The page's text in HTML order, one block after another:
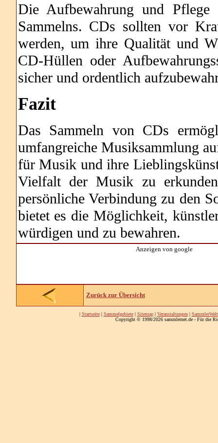
Die Aufbewahrung und
Sammelns. CDs sollten vor
werden, um ihre Qualität und
CD-Hüllen oder
sicher und ordentlich
Fazit
Das Sammeln von CDs
umfangreiche Musiksammlung
für Musik und ihre
Vielfalt der Musik zu
persönliche Verbindung zu den
bietet es die Möglichkeit,
würdigen und zu bewahren.
Anzeigen von google
Zurück zur Übersicht
| Startseite| Sammelgebiete| Sitemap| Veranstaltungen| SammlerWelt
Copyright © 1998/2026 sammlernet.de - Für die